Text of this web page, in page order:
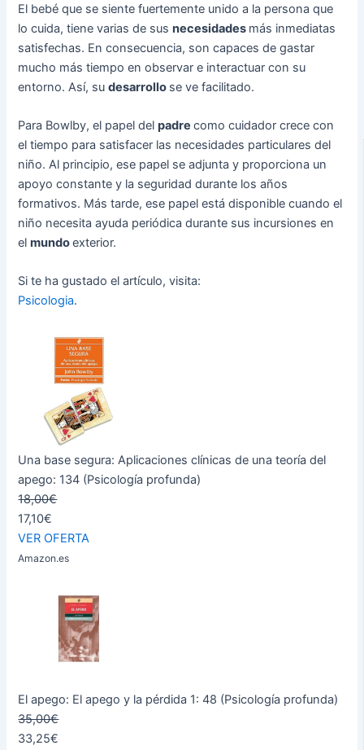
El bebé que se siente fuertemente unido a la persona que
lo cuida, tiene varias de susnecesidades más inmediatas
satisfechas. En consecuencia, son capaces de gastar
mucho más tiempo en observar e interactuar con su
entorno. Así, sudesarrollo se ve facilitado.
Para Bowlby, el papel delpadrecomo cuidador crece con
el tiempo para satisfacer las necesidades particulares del
niño. Al principio, ese papel se adjunta y proporciona un
apoyo constante y la seguridad durante los años
formativos. Más tarde, ese papel está disponible cuando el
niño necesita ayuda periódica durante sus incursiones en
elmundoexterior.
Si te ha gustado el artículo, visita:
Psicologia.
Una base segura: Aplicaciones clínicas de una teoría del
apego: 134 (Psicología profunda)
18,00€
17,10€
VER OFERTA
Amazon.es
El apego: El apego y la pérdida 1: 48 (Psicología profunda)
35,00€
33,25€